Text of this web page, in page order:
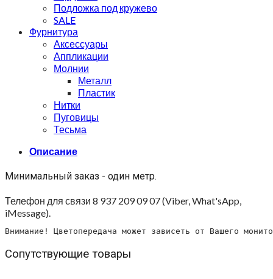
Подложка под кружево
SALE
Фурнитура
Аксессуары
Аппликации
Молнии
Металл
Пластик
Нитки
Пуговицы
Тесьма
Описание
Минимальный заказ - один метр.
Телефон для связи 8 937 209 09 07 (Viber, What'sApp,
iMessage).
Внимание! Цветопередача может зависеть от Вашего
Сопутствующие товары